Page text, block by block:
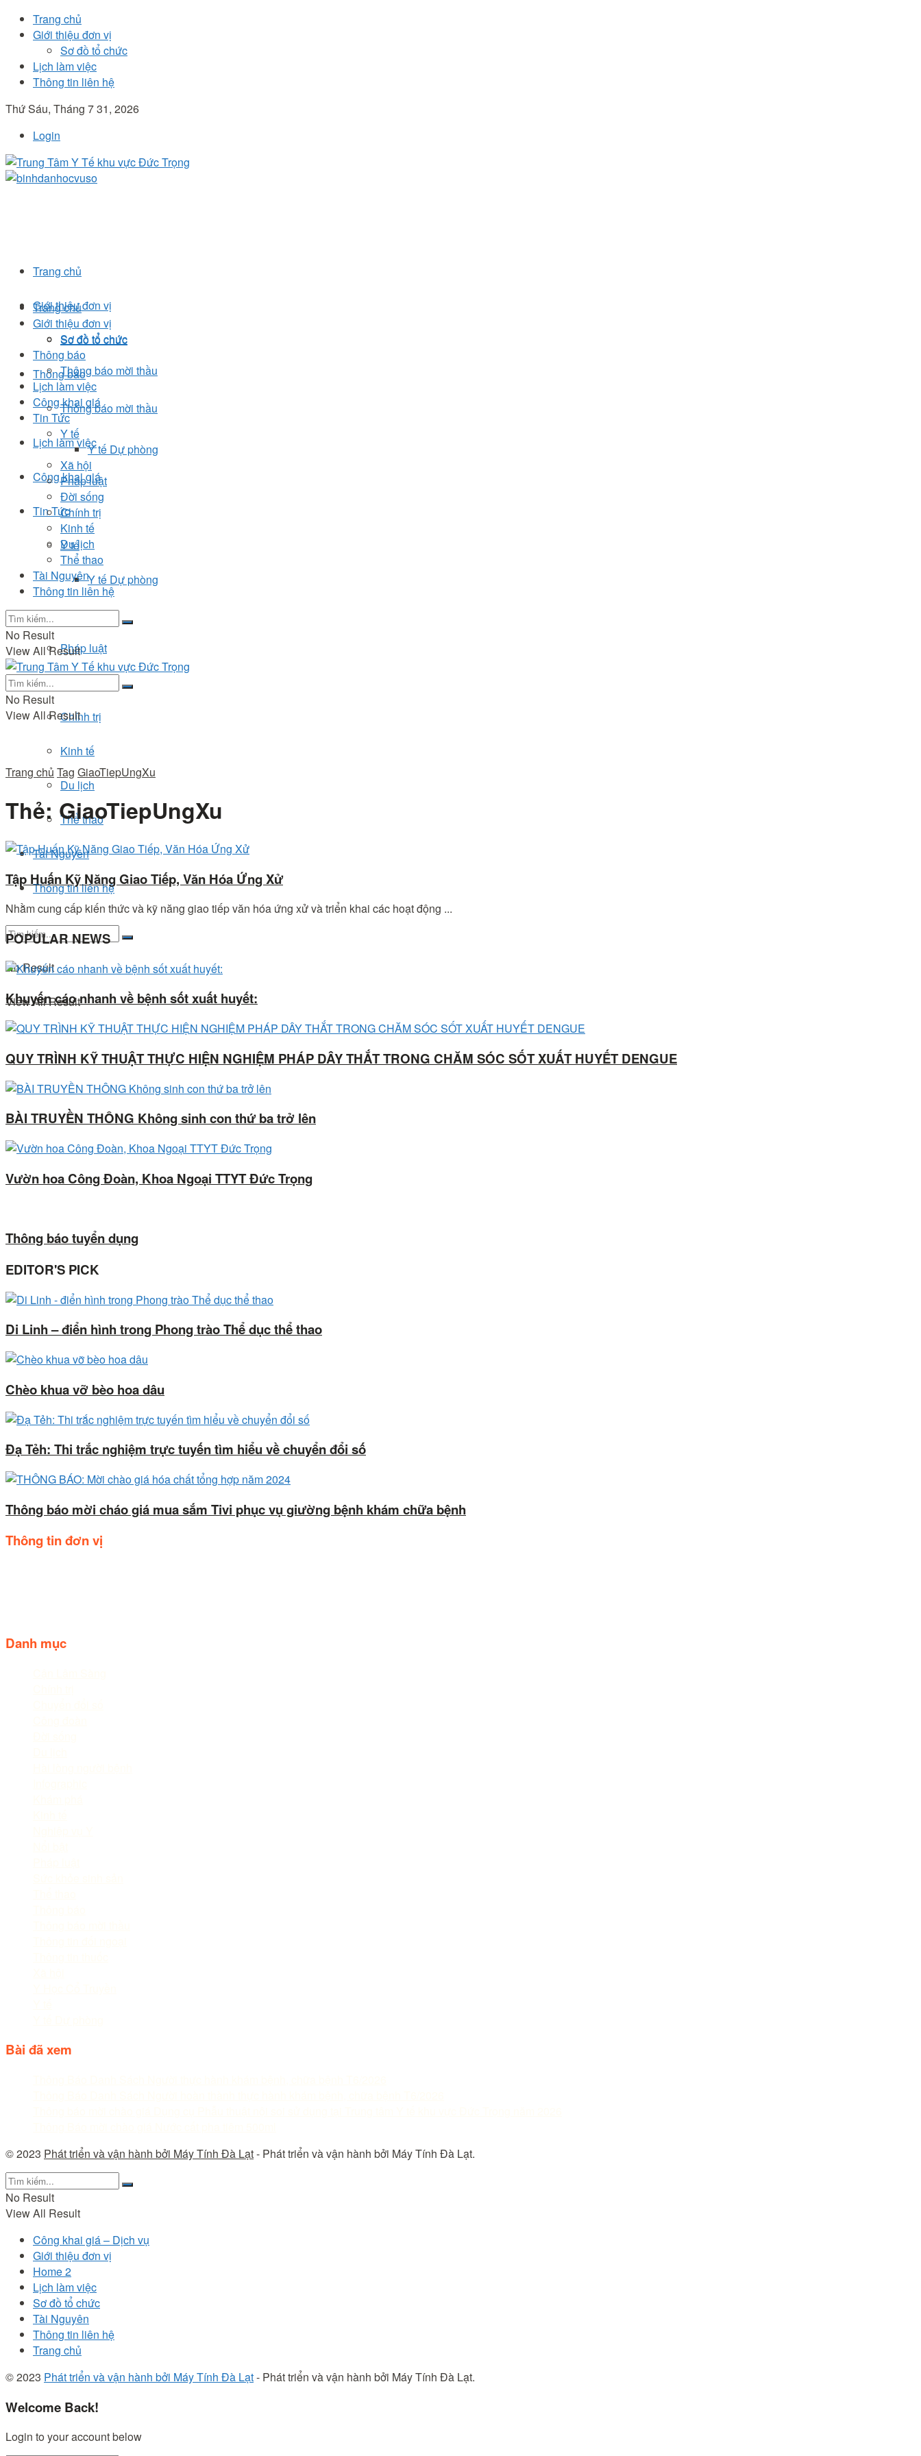
Trang chủ
Giới thiệu đơn vị
Sơ đồ tổ chức
Lịch làm việc
Thông tin liên hệ
Thứ Sáu, Tháng 7 31, 2026
Login
Trang chủ
Giới thiệu đơn vị
Sơ đồ tổ chức
Thông báo
Thông báo mời thầu
Lịch làm việc
Công khai giá
Tin Tức
Y tế
Y tế Dự phòng
Xã hội
Pháp luật
Chính trị
Kinh tế
Du lịch
Thể thao
Tài Nguyên
Thông tin liên hệ
No Result
View All Result
Trang chủ
Giới thiệu đơn vị
Sơ đồ tổ chức
Thông báo
Thông báo mời thầu
Lịch làm việc
Công khai giá
Tin Tức
Y tế
Y tế Dự phòng
Xã hội
Pháp luật
Đời sống
Chính trị
Kinh tế
Du lịch
Thể thao
Tài Nguyên
Thông tin liên hệ
No Result
View All Result
No Result
View All Result
Trang chủ Tag GiaoTiepUngXu
Thẻ: GiaoTiepUngXu
Tập Huấn Kỹ Năng Giao Tiếp, Văn Hóa Ứng Xử
Nhằm cung cấp kiến thức và kỹ năng giao tiếp văn hóa ứng xử và triển khai các hoạt động ...
POPULAR NEWS
Khuyến cáo nhanh về bệnh sốt xuất huyết:
QUY TRÌNH KỸ THUẬT THỰC HIỆN NGHIỆM PHÁP DÂY THẮT TRONG CHĂM SÓC SỐT XUẤT HUYẾT DENGUE
BÀI TRUYỀN THÔNG Không sinh con thứ ba trở lên
Vườn hoa Công Đoàn, Khoa Ngoại TTYT Đức Trọng
Thông báo tuyển dụng
EDITOR'S PICK
Di Linh – điển hình trong Phong trào Thể dục thể thao
Chèo khua vỡ bèo hoa dâu
Đạ Tẻh: Thi trắc nghiệm trực tuyến tìm hiểu về chuyển đổi số
Thông báo mời cháo giá mua sắm Tivi phục vụ giường bệnh khám chữa bệnh
Thông tin đơn vị
Danh mục
Bài đã xem
© 2023 Phát triển và vận hành bởi Máy Tính Đà Lạt- Phát triển và vận hành bởi Máy Tính Đà Lạt.
No Result
View All Result
Công khai giá – Dịch vụ
Giới thiệu đơn vị
Home 2
Lịch làm việc
Sơ đồ tổ chức
Tài Nguyên
Thông tin liên hệ
Trang chủ
© 2023 Phát triển và vận hành bởi Máy Tính Đà Lạt- Phát triển và vận hành bởi Máy Tính Đà Lạt.
Welcome Back!
Login to your account below